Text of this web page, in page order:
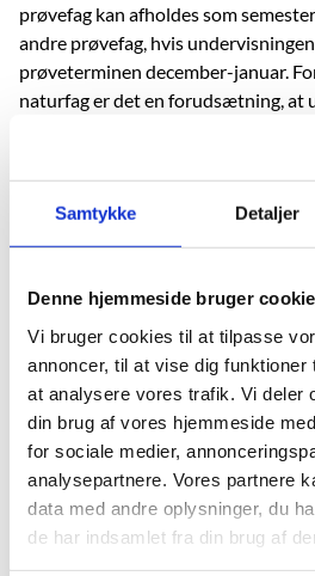
Samtykke Detaljer
Denne hjemmeside bruger
Vi bruger cookies til at tilpasse
annoncer, til at vise dig
at analysere vores trafik. Vi deler
din brug af vores hjemmeside
for sociale medier,
analysepartnere. Vores partnere
data med andre oplysninger, du
de har indsamlet fra din brug af
prøvefag kan afholdes som
andre prøvefag, hvis
prøveterminen december-januar.
naturfag er det en forudsætning, at
Hvis skolen ønsker at afholde
semesterprøve i prøveterminen
prøvetermin. Det vil sige, at
matematik afsluttes i forbindelse
december-januar.
Det er ikke muligt at afslutte de fag,
udtræksblokken i forskellige
også, den bundne prøve i skriftlig
samme prøvetermin som
matematik indgår i udtræksprøven